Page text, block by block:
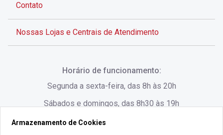
Contato
Nossas Lojas e Centrais de Atendimento
Rua Lauro Linhares, 1080 - Trindade, Florianópolis -
Horário de funcionamento:
Segunda a sexta-feira, das 8h às 20h
Sábados e domingos, das 8h30 às 19h
Armazenamento de Cookies